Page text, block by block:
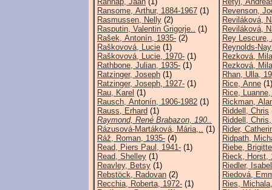
Ransome, Arthur, 1884-1967 (1)
Rasmussen, Nelly (2)
Rasputin, Valentin Grigorje.. (1)
Rašek, Antonín, 1935- (2)
Raškovová, Lucie (1)
Raškovová, Lucie, 1970- (1)
Rathbone, Julian, 1935- (1)
Ratzinger, Joseph (1)
Ratzinger, Joseph, 1927- (1)
Rau, Karel (1)
Rausch, Antonín, 1906-1982 (1)
Rauss, Erhard (1)
Raymond, René Brabazon, 190..
Rázusová-Martáková, Mária,.. (1)
Ráž, Roman, 1935- (4)
Read, Piers Paul, 1941- (1)
Read, Shelley (1)
Reavley, Betsy (1)
Rebstöck, Radovan (2)
Recchia, Roberta, 1972- (1)
Revenson,
Reviláková,
Reviláková,
Rey Lescure,
Reynolds-
Rezková,
Rezková,
Rhan, Ulla,
Rice, Anne (1)
Rice,
Rickman,
Riddell, Chris
Riddell,
Rider,
Ridpath,
Riebe,
Rieck, Horst,
Riedler,
Riedová,
Ries,